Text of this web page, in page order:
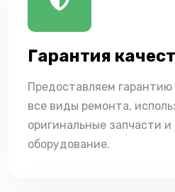
Гарантия
Предоставляем гарантию
все виды ремонта,
оригинальные запчасти
оборудование.